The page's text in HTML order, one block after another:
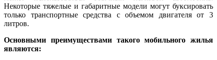
Некоторые тяжелые и габаритные модели могут буксировать
только транспортные средства с объемом двигателя от 3
литров.
Основными преимуществами такого мобильного жилья
являются: